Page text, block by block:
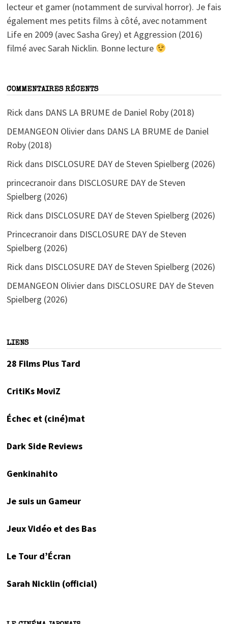
lecteur et gamer (notamment de survival horror). Je fais
également mes petits films à côté, avec notamment
Life en 2009 (avec Sasha Grey) et Aggression (2016)
filmé avec Sarah Nicklin. Bonne lecture
COMMENTAIRES RÉCENTS
Rick dans DANS LA BRUME de Daniel Roby (2018)
DEMANGEON Olivierdans DANS LA BRUME de Daniel
Roby (2018)
Rick dans DISCLOSURE DAY de Steven Spielberg (2026)
princecranoirdans DISCLOSURE DAY de Steven
Spielberg (2026)
Rick dans DISCLOSURE DAY de Steven Spielberg (2026)
Princecranoirdans DISCLOSURE DAY de Steven
Spielberg (2026)
Rick dans DISCLOSURE DAY de Steven Spielberg (2026)
DEMANGEON Olivierdans DISCLOSURE DAY de Steven
Spielberg (2026)
LIENS
28 Films Plus Tard
CritiKs MoviZ
Échec et (ciné)mat
Dark Side Reviews
Genkinahito
Je suis un Gameur
Jeux Vidéo et des Bas
Le Tour d’Écran
Sarah Nicklin (official)